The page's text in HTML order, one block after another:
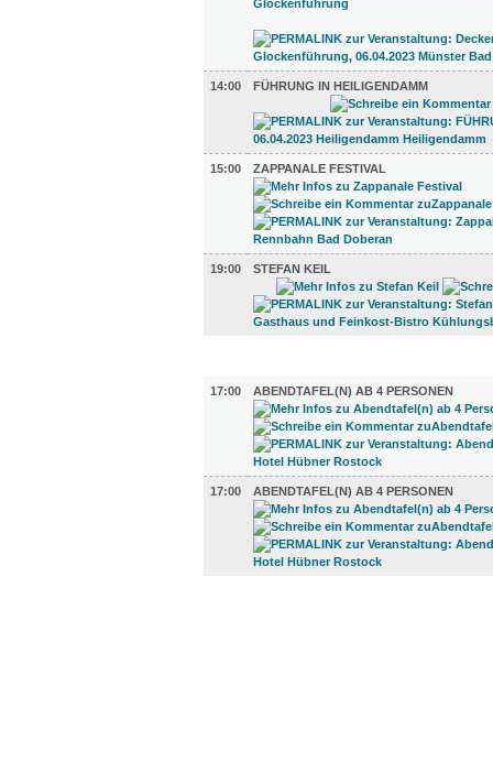
14:00 FÜHRUNG IN HEILIGENDAMM
15:00 ZAPPANALE FESTIVAL
19:00 STEFAN KEIL
17:00
ABENDTAFEL(N) AB 4 PERSONEN
17:00 ABENDTAFEL(N) AB 4 PERSONEN